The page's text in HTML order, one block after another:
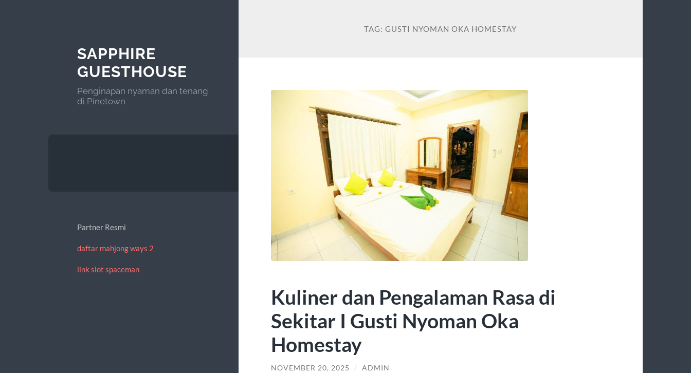
SAPPHIRE
GUESTHOUSE
Penginapan nyaman dan tenang
di Pinetown
Partner Resmi
daftar mahjong ways 2
link slot spaceman
TAG:GUSTI NYOMAN OKA HOMESTAY
Kuliner dan Pengalaman Rasa di
Sekitar I Gusti Nyoman Oka
Homestay
NOVEMBER 20, 2025 / ADMIN